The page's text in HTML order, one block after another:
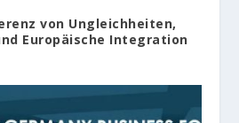
von Ungleichheiten,
Europäische Integration